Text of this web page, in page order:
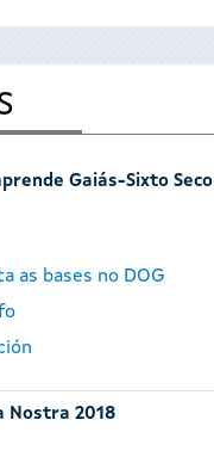
Gaiás-Sixto Seco
as bases no DOG
Nostra 2018